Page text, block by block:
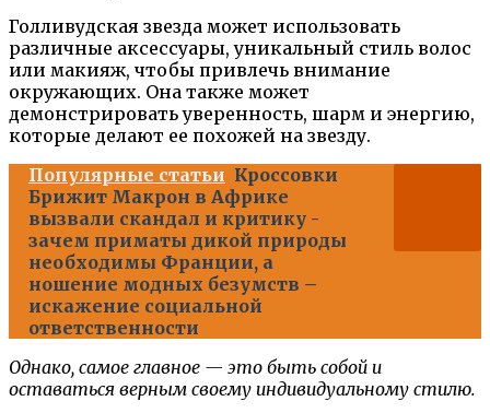
Голливудская звезда может использовать
различные аксессуары, уникальный стиль волос
или макияж, чтобы привлечь внимание
окружающих. Она также может
демонстрировать уверенность, шарм и энергию,
которые делают ее похожей на звезду.
Популярные статьи Кроссовки
Брижит Макрон в Африке
вызвали скандал и критику -
зачем приматы дикой природы
необходимы Франции, а
ношение модных безумств –
искажение социальной
ответственности
Однако, самое главное — это быть собой и
оставаться верным своему индивидуальному стилю.